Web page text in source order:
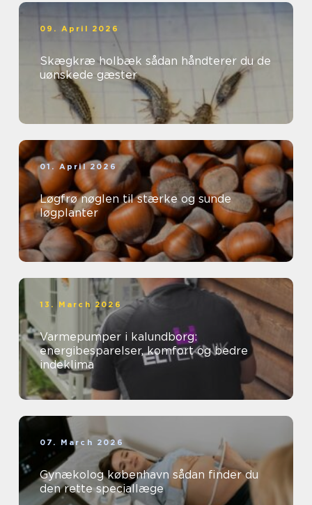
09. April 2026
Skægkræ holbæk sådan håndterer du de
uønskede gæster
01. April 2026
Løgfrø nøglen til stærke og sunde
løgplanter
13. March 2026
Varmepumper i kalundborg:
energibesparelser, komfort og bedre
indeklima
07. March 2026
Gynækolog københavn sådan finder du
den rette speciallæge